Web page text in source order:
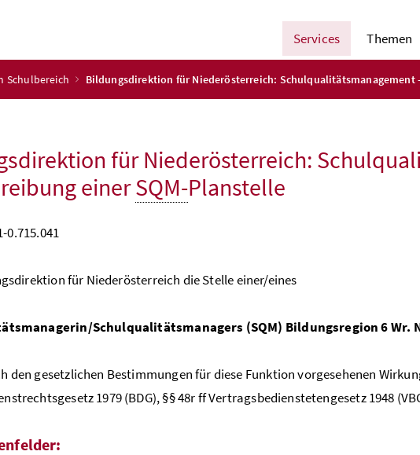
Services Themen
Schulbereich Bildungsdirektion für Niederösterreich: Schulqualitätsmanagement
für Niederösterreich:
einerSQM-Planstelle
0.715.041
für Niederösterreich die Stelle einer/eines
Schulqualitätsmanagers (SQM) Bildungsregion 6 Wr.
den gesetzlichen Bestimmungen für diese Funktion vorgesehenen
1979 (BDG), §§ 48r ff Vertragsbedienstetengesetz 1948